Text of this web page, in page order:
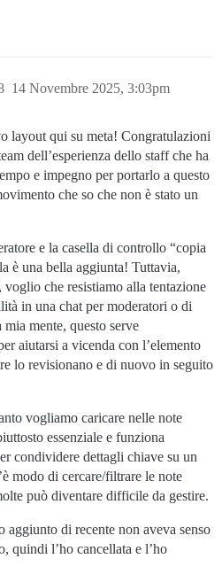
14 Novembre 2025, 3:03pm
layout qui su meta! Congratulazioni
dell’esperienza dello staff che ha
e impegno per portarlo a questo
che so che non è stato un
e la casella di controllo “copia
è una bella aggiunta! Tuttavia,
voglio che resistiamo alla tentazione
in una chat per moderatori o di
mente, questo serve
aiutarsi a vicenda con l’elemento
lo revisionano e di nuovo in seguito
vogliamo caricare nelle note
essenziale e funziona
condividere dettagli chiave su un
modo di cercare/filtrare le note
può diventare difficile da gestire.
aggiunto di recente non aveva senso
quindi l’ho cancellata e l’ho